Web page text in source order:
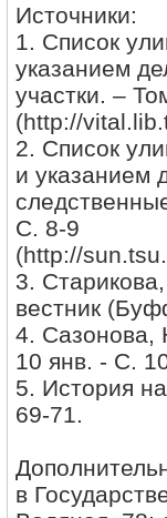
Источники:
1. Список
указанием
участки. – Томск: Пар. тип. Н. И.
(http://
2. Список
и указанием
С. 8-9
(http://
3.
вестник
4. Сазонова,
10 янв. - С.
5. История
69-71.
в